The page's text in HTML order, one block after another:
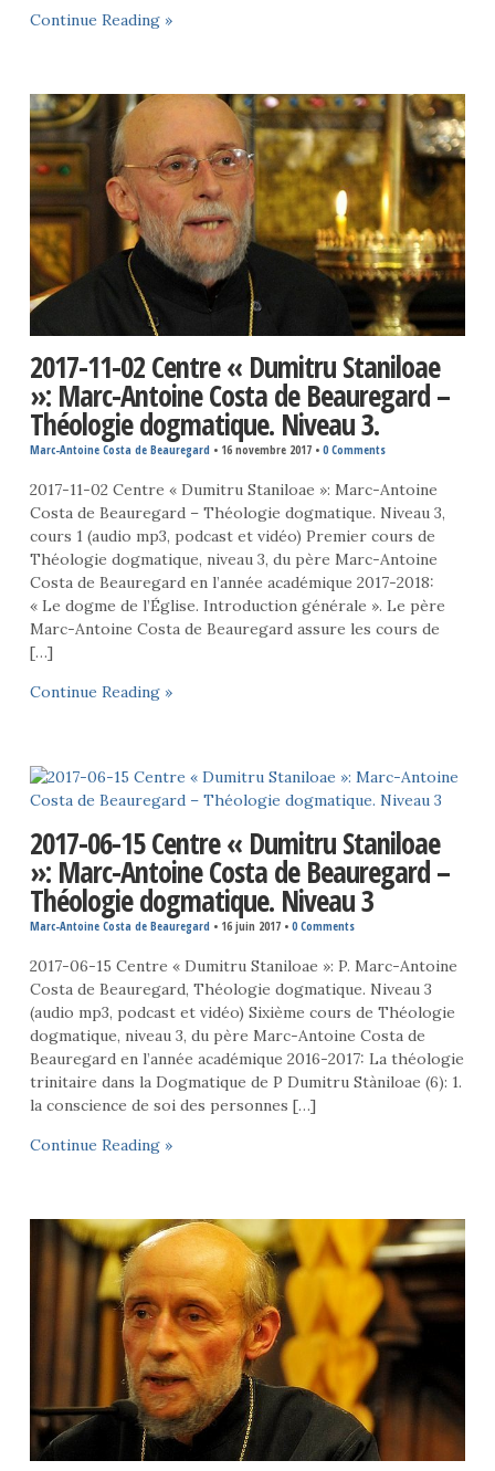
Continue Reading »
2017-11-02 Centre « Dumitru Staniloae
»: Marc-Antoine Costa de Beauregard –
Théologie dogmatique. Niveau 3.
Marc-Antoine Costa de Beauregard • 16 novembre 2017• 0 Comments
2017-11-02 Centre « Dumitru Staniloae »: Marc-Antoine
Costa de Beauregard – Théologie dogmatique. Niveau 3,
cours 1 (audio mp3, podcast et vidéo) Premier cours de
Théologie dogmatique, niveau 3, du père Marc-Antoine
Costa de Beauregard en l’année académique 2017-2018:
« Le dogme de l’Église. Introduction générale ». Le père
Marc-Antoine Costa de Beauregard assure les cours de
[…]
Continue Reading »
2017-06-15 Centre « Dumitru Staniloae
»: Marc-Antoine Costa de Beauregard –
Théologie dogmatique. Niveau 3
Marc-Antoine Costa de Beauregard • 16 juin 2017• 0 Comments
2017-06-15 Centre « Dumitru Staniloae »: P. Marc-Antoine
Costa de Beauregard, Théologie dogmatique. Niveau 3
(audio mp3, podcast et vidéo) Sixième cours de Théologie
dogmatique, niveau 3, du père Marc-Antoine Costa de
Beauregard en l’année académique 2016-2017: La théologie
trinitaire dans la Dogmatique de P Dumitru Stàniloae (6): 1.
la conscience de soi des personnes […]
Continue Reading »